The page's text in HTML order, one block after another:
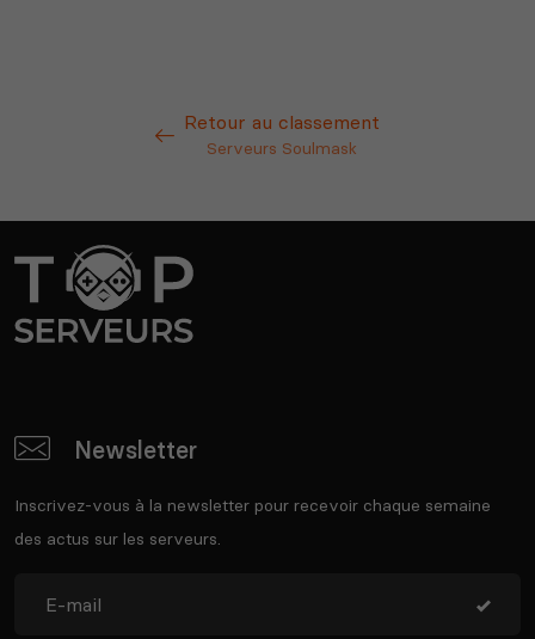
Retour au classement
Serveurs Soulmask
Newsletter
Inscrivez-vous à la newsletter pour recevoir chaque semaine
des actus sur les serveurs.